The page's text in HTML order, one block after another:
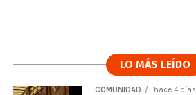
LO MÁS LEÍDO
COMUNIDAD hace 4 días